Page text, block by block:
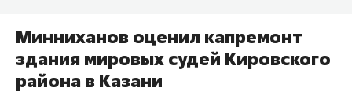
Минниханов оценил капремонт
здания мировых судей Кировского
района в Казани